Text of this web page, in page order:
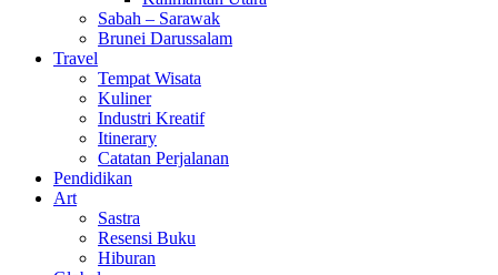
Sabah – Sarawak
Brunei Darussalam
Travel
Tempat Wisata
Kuliner
Industri Kreatif
Itinerary
Catatan Perjalanan
Pendidikan
Art
Sastra
Resensi Buku
Hiburan